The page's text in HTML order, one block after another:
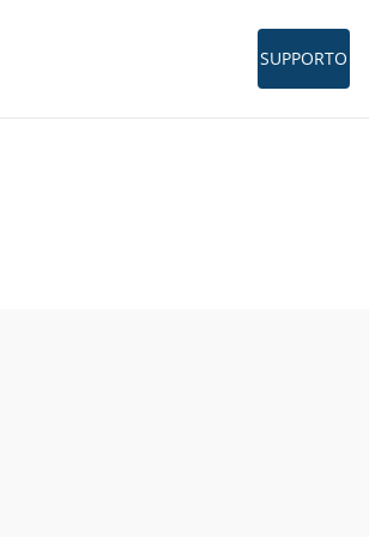
SUPPORTO